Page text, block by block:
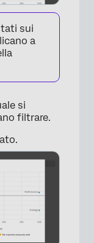
×
sui
a
si
filtrare.